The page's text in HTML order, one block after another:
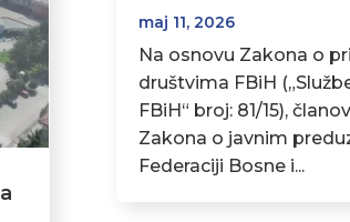
maj 11, 2026
Na osnovu Zakona o
društvima FBiH
FBiH“ broj: 81/15),
Zakona o javnim
Federaciji Bosne i...